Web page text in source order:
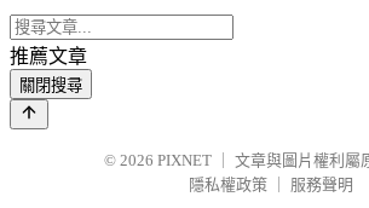
推薦文章
關閉搜尋
© 2026 PIXNET
文章與圖片權利屬
隱私權政策
服務聲明